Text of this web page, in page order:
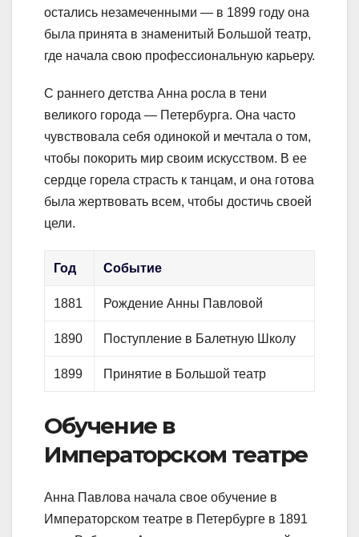
остались незамеченными — в 1899 году она
была принята в знаменитый Большой театр,
где начала свою профессиональную карьеру.
С раннего детства Анна росла в тени
великого города — Петербурга. Она часто
чувствовала себя одинокой и мечтала о том,
чтобы покорить мир своим искусством. В ее
сердце горела страсть к танцам, и она готова
была жертвовать всем, чтобы достичь своей
цели.
Год Событие
1881 Рождение Анны Павловой
1890 Поступление в Балетную Школу
1899 Принятие в Большой театр
Обучение в
Императорском театре
Анна Павлова начала свое обучение в
Императорском театре в Петербурге в 1891